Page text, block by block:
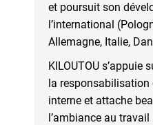
et poursuit son
l’international
Allemagne, Italie,
KILOUTOU s’appuie
la responsabilisation
interne et attache
l’ambiance au travail